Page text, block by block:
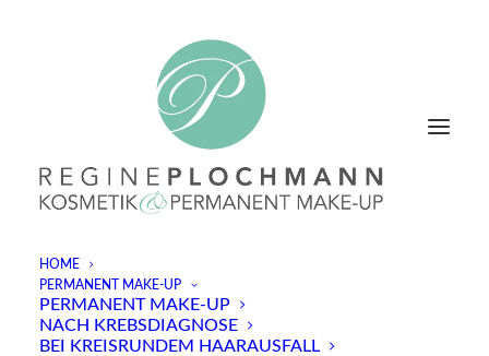
HOME
PERMANENT MAKE-UP
PERMANENT MAKE-UP
NACH KREBSDIAGNOSE
BEI KREISRUNDEM HAARAUSFALL
InKundenstimmen, Kosmetik